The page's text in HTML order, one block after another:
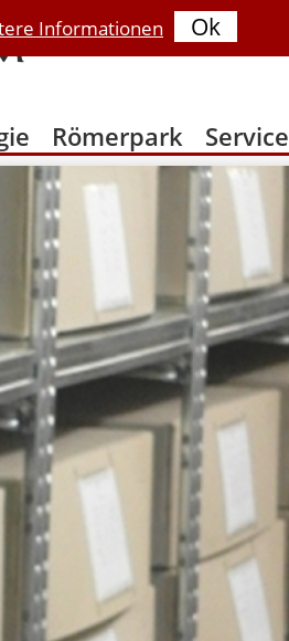
Römerpark Service
Informationen Ok